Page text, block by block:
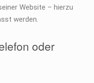
Website – hierzu
werden.
oder